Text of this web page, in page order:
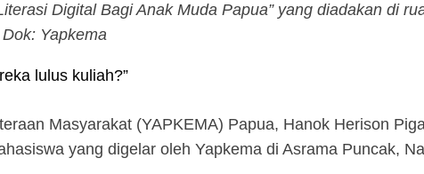
Digital Bagi Anak Muda Papua” yang diadakan di
Yapkema
lulus kuliah?”
Masyarakat (YAPKEMA) Papua, Hanok Herison
yang digelar oleh Yapkema di Asrama Puncak,